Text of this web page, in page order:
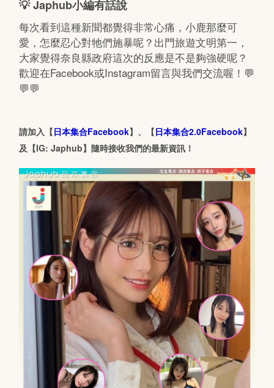
💡 Japhub小編有話說
每次看到這種新聞都覺得非常心痛，小鹿那麼可
愛，怎麼忍心對牠們施暴呢？出門旅遊文明第一，
大家覺得奈良縣政府這次的反應是不是夠強硬呢？
歡迎在Facebook或Instagram留言與我們交流喔！💬
💬💬
請加入【日本集合Facebook】、【日本集合2.0Facebook】
及【IG: Japhub】隨時接收我們的最新資訊！